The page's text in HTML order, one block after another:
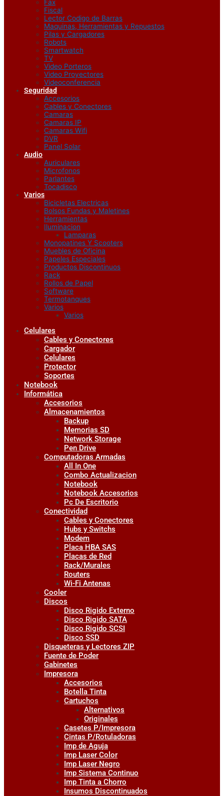
Fax
Fiscal
Lector Codigo de Barras
Maquinas, Herramientas y Repuestos
Pilas y Cargadores
Robots
Smartwatch
TV
Video Porteros
Video Proyectores
Videoconferencia
Seguridad
Accesorios
Cables y Conectores
Camaras
Camaras IP
Camaras Wifi
DVR
Panel Solar
Audio
Auriculares
Microfonos
Parlantes
Tocadisco
Varios
Bicicletas Electricas
Bolsos Fundas y Maletines
Herramientas
Iluminacion
Lamparas
Monopatines Y Scooters
Muebles de Oficina
Papeles Especiales
Productos Discontinuos
Rack
Rollos de Papel
Software
Termotanques
Varios
Varios
Celulares
Cables y Conectores
Cargador
Celulares
Protector
Soportes
Notebook
Informática
Accesorios
Almacenamientos
Backup
Memorias SD
Network Storage
Pen Drive
Computadoras Armadas
All In One
Combo Actualizacion
Notebook
Notebook Accesorios
Pc De Escritorio
Conectividad
Cables y Conectores
Hubs y Switchs
Modem
Placa HBA SAS
Placas de Red
Rack/Murales
Routers
Wi-Fi Antenas
Cooler
Discos
Disco Rigido Externo
Disco Rigido SATA
Disco Rigido SCSI
Disco SSD
Disqueteras y Lectores ZIP
Fuente de Poder
Gabinetes
Impresora
Accesorios
Botella Tinta
Cartuchos
Alternativos
Originales
Casetes P/Impresora
Cintas P/Rotuladoras
Imp de Aguja
Imp Laser Color
Imp Laser Negro
Imp Sistema Continuo
Imp Tinta a Chorro
Insumos Discontinuados